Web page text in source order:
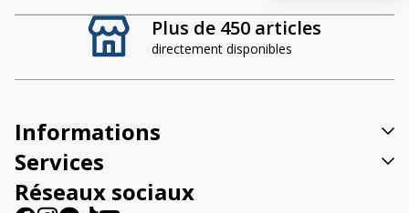
Plus de 450 articles
directement disponibles
t
i
e
:
Informations
Services
Réseaux sociaux